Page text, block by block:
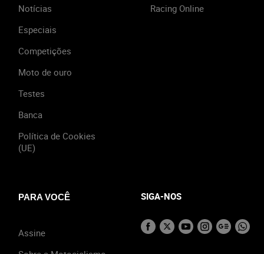
Notícias
Especiais
Competições
Moto de ouro
Testes
Banca
Política de Cookies
(UE)
Racing Online
PARA VOCÊ
Assine
SIGA-NOS